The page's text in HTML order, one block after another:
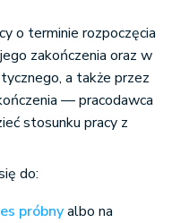
o terminie rozpoczęcia
zakończenia oraz w
a także przez
— pracodawca
stosunku pracy z
do:
próbnyalbo na